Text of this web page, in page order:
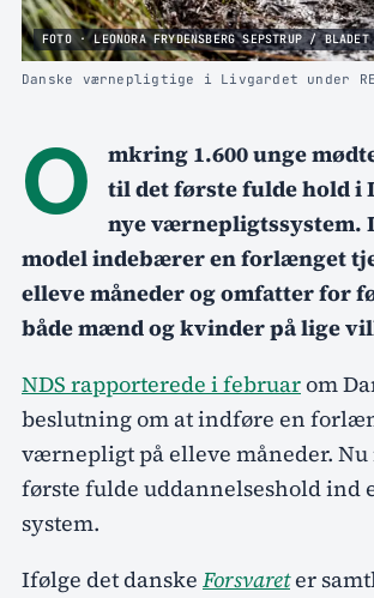
FOTO · LEONORA FRYDENSBERG SEPSTRUP / BLADET
Danske værnepligtige i Livgardet under
O
mkring 1.600 unge
til det første fulde hold i
nye værnepligtssystem.
model indebærer en forlænget
elleve måneder og omfatter for
både mænd og kvinder på lige
NDS rapporterede i februarom
beslutning om at indføre en
værnepligt på elleve måneder. Nu
første fulde uddannelseshold ind
system.
Ifølge det danske Forsvareter